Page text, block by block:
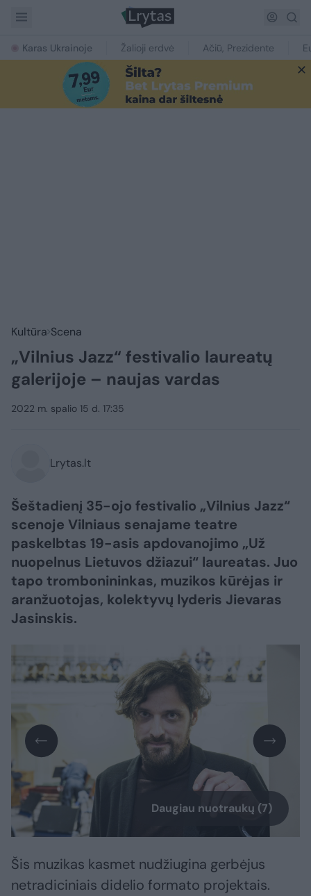
Karas Ukrainoje Žalioji erdvė Ačiū, Prezidente
Kultūra Scena
„Vilnius Jazz“ festivalio laureatų
galerijoje – naujas vardas
2022 m. spalio 15 d. 17:35
Lrytas.lt
Šeštadienį 35-ojo festivalio „Vilnius Jazz“
scenoje Vilniaus senajame teatre
paskelbtas 19-asis apdovanojimo „Už
nuopelnus Lietuvos džiazui“ laureatas. Juo
tapo trombonininkas, muzikos kūrėjas ir
aranžuotojas, kolektyvų lyderis Jievaras
Jasinskis.
Daugiau nuotraukų (7)
Šis muzikas kasmet nudžiugina gerbėjus
netradiciniais didelio formato projektais.